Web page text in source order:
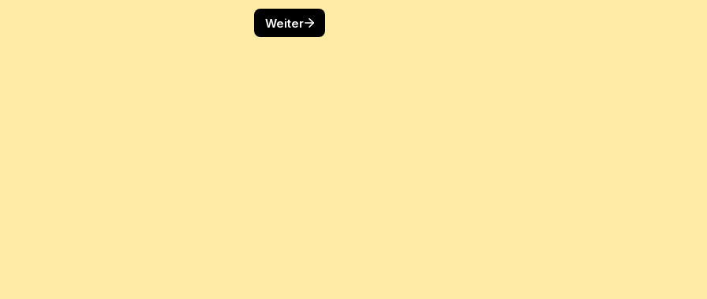
Weiter